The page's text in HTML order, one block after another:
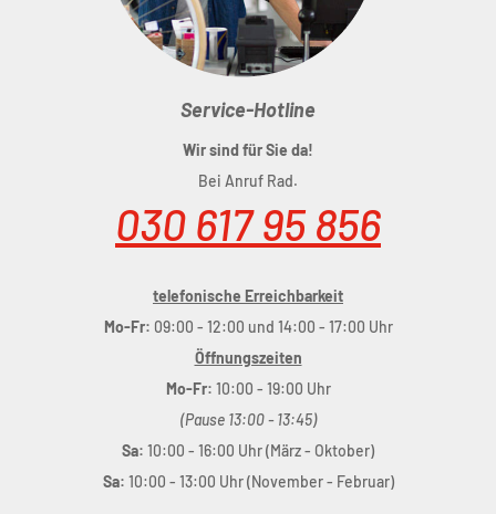
Service-Hotline
Wir sind für Sie da!
Bei Anruf Rad.
030 617 95 856
telefonische Erreichbarkeit
Mo-Fr: 09:00 - 12:00 und 14:00 - 17:00 Uhr
Öffnungszeiten
Mo-Fr: 10:00 - 19:00 Uhr
(Pause 13:00 - 13:45)
Sa: 10:00 - 16:00 Uhr (März - Oktober)
Sa: 10:00 - 13:00 Uhr (November - Februar)